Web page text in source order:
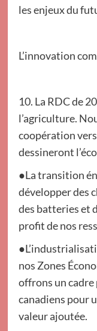
les enjeux du
L’innovation
10. La RDC de
l’agriculture.
coopération
dessineront
●La transition
développer des
des batteries et
profit de nos
nos Zones
offrons un
canadiens pour
valeur ajoutée.